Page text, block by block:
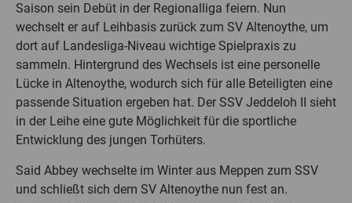
Saison sein Debüt in der Regionalliga feiern. Nun
wechselt er auf Leihbasis zurück zum SV Altenoythe, um
dort auf Landesliga-Niveau wichtige Spielpraxis zu
sammeln. Hintergrund des Wechsels ist eine personelle
Lücke in Altenoythe, wodurch sich für alle Beteiligten eine
passende Situation ergeben hat. Der SSV Jeddeloh II sieht
in der Leihe eine gute Möglichkeit für die sportliche
Entwicklung des jungen Torhüters.
Said Abbey wechselte im Winter aus Meppen zum SSV
und schließt sich dem SV Altenoythe nun fest an.